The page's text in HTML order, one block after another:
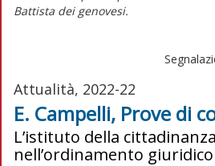
Battista dei genovesi.
Attualità, 2022-22
E. Campelli, Prove di
L’istituto della cittadinanza
nell’ordinamento